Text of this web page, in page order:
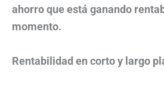
ahorro que está ganando
momento.
Rentabilidad en corto y largo